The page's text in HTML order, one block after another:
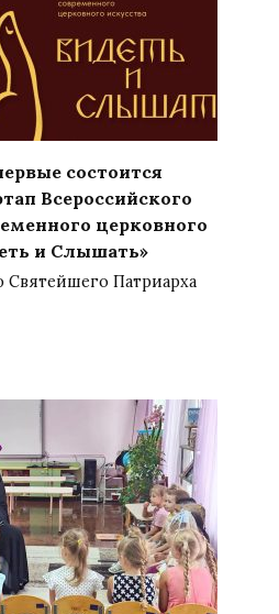
состоится
Всероссийского
церковного
и Слышать»
Патриарха